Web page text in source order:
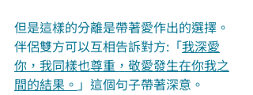
但是這樣的分離是帶著愛作出的選擇。
伴侶雙方可以互相告訴對方:「我深愛
你，我同樣也尊重，敬愛發生在你我之
間的結果。 」這個句子帶著深意。